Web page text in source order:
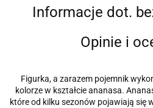
Informacje dot.
Opinie i
Figurka, a zarazem pojemnik
kolorze w kształcie ananasa.
które od kilku sezonów pojawiają się